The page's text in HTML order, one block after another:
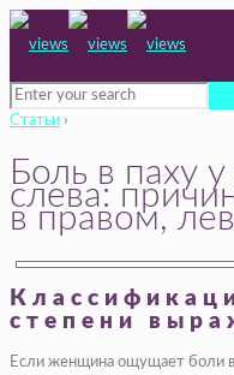
Статьи ›
Боль в паху
слева:
в правом,
степени
Если женщина ощущает боли в